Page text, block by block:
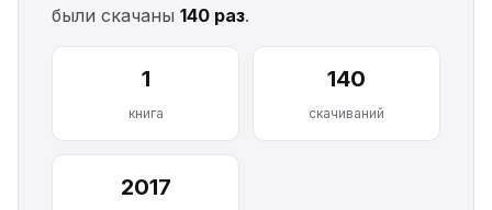
были скачаны 140 раз.
1
книга
140
скачиваний
2017